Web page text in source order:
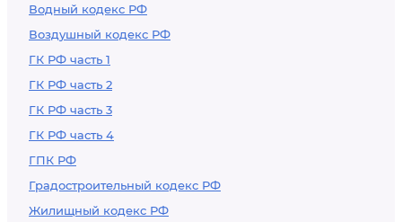
Водный кодекс РФ
Воздушный кодекс РФ
ГК РФ часть 1
ГК РФ часть 2
ГК РФ часть 3
ГК РФ часть 4
ГПК РФ
Градостроительный кодекс РФ
Жилищный кодекс РФ